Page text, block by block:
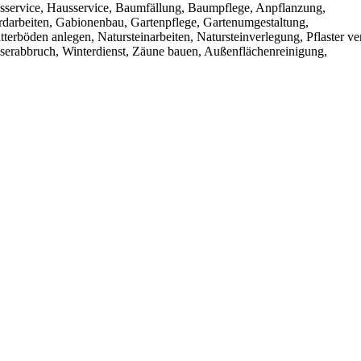
Hausservice, Baumfällung, Baumpflege, Anpflanzung,
Gabionenbau, Gartenpflege, Gartenumgestaltung,
anlegen, Natursteinarbeiten, Natursteinverlegung, Pflaster
Winterdienst, Zäune bauen, Außenflächenreinigung,